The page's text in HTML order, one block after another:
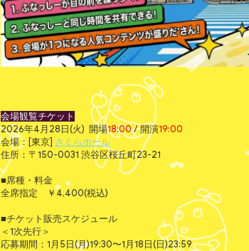
会場観覧チケット
2026年4月28日(火) 開場18:00/ 開演19:00
会場：[東京] さくらホール
住所：〒150-0031 渋谷区桜丘町23-21
■席種・料金
全席指定 ￥4,400(税込)
■チケット販売スケジュール
＜1次先行＞
応募期間：1月5日(月)19:30〜1月18日(日)23:59